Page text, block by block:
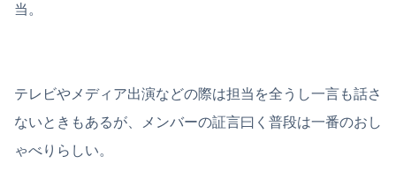
当。
テレビやメディア出演などの際は担当を全うし一言も話さ
ないときもあるが、メンバーの証言曰く普段は一番のおし
ゃべりらしい。